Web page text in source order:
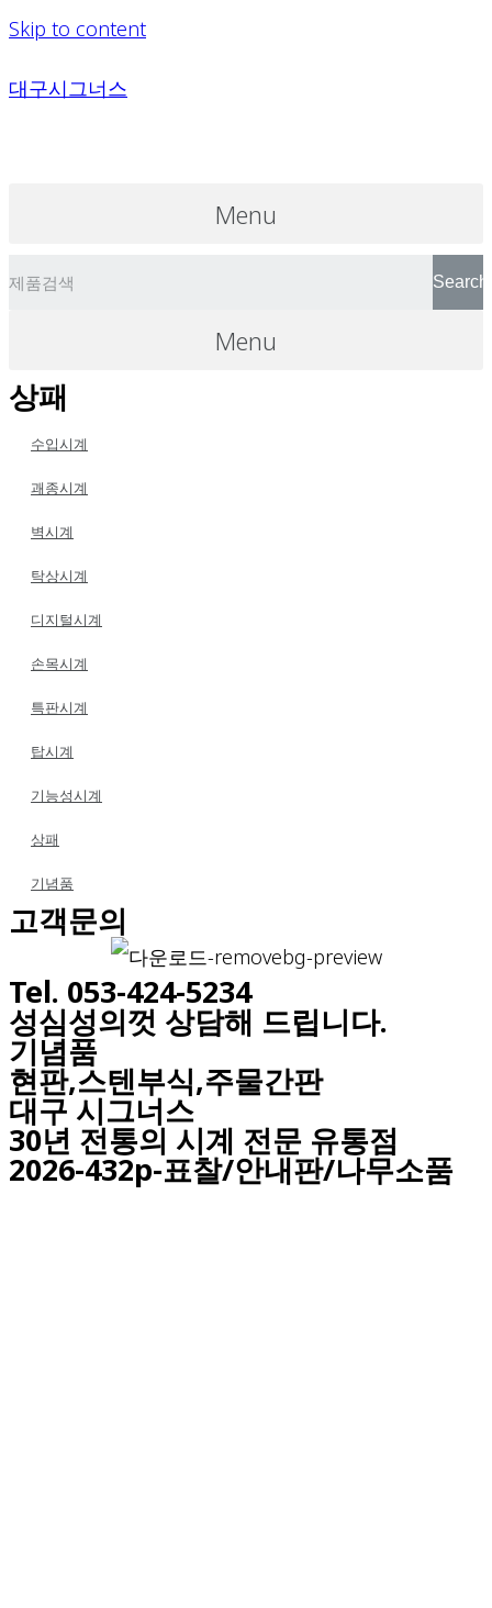
Skip to content
대구시그너스
Menu
Search
Menu
상패
수입시계
괘종시계
벽시계
탁상시계
디지털시계
손목시계
특판시계
탑시계
기능성시계
상패
기념품
고객문의
Tel. 053-424-5234
성심성의껏 상담해 드립니다.
기념품
현판,스텐부식,주물간판
대구 시그너스
30년 전통의 시계 전문 유통점
2026-432p-표찰/안내판/나무소품